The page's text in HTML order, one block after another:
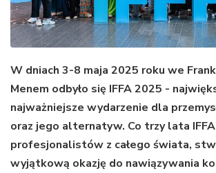
W dniach 3-8 maja 2025 roku we
Menem odbyło się IFFA 2025 -
najważniejsze wydarzenie dla
oraz jego alternatyw. Co trzy lata
profesjonalistów z całego świata,
wyjątkową okazję do nawiązywania